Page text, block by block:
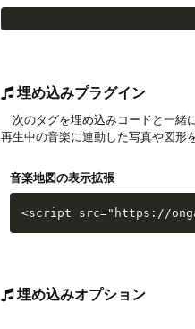
埋め込みプラグイン
次のタグを埋め込みコードと一緒
再生中の音楽に連動した写真や図形
音楽地図の表示拡張
<script src="https://
埋め込みオプション